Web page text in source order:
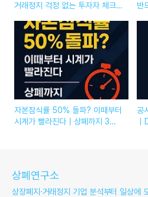
거래정지 걱정 없는 투자자 체크
반
자본잠식률 50% 돌파? 이때부터
시계가 빨라진다｜상폐까지 3단
공
상폐연구소
상장폐지·거래정지 기업 분석부터 일상에